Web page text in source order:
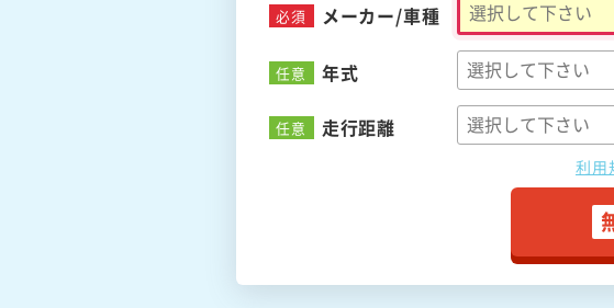
必須 メーカー/車種
任意 年式
任意 走行距離
利用